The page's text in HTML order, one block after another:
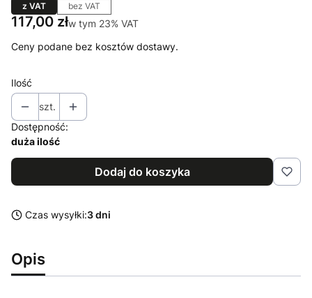
z VAT bez VAT
Cena
117,00 złw tym 23% VAT
w tym 23% VAT
Ceny podane bez kosztów dostawy.
Ilość
szt.
Dostępność:
duża ilość
Dodaj do koszyka
Czas wysyłki:3 dni
Opis